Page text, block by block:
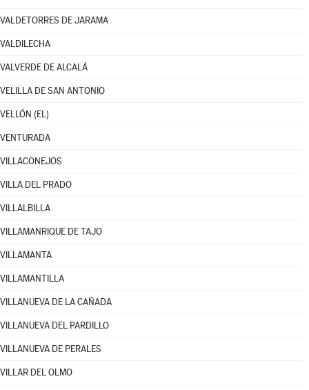
VALDETORRES DE JARAMA
VALDILECHA
VALVERDE DE ALCALÁ
VELILLA DE SAN ANTONIO
VELLÓN (EL)
VENTURADA
VILLACONEJOS
VILLA DEL PRADO
VILLALBILLA
VILLAMANRIQUE DE TAJO
VILLAMANTA
VILLAMANTILLA
VILLANUEVA DE LA CAÑADA
VILLANUEVA DEL PARDILLO
VILLANUEVA DE PERALES
VILLAR DEL OLMO